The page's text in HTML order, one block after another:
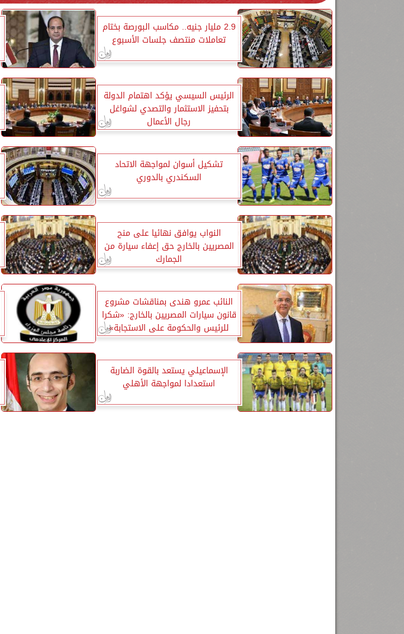
2.9 مليار جنيه.. مكاسب البورصة بختام
تعاملات منتصف جلسات الأسبوع
الرئيس السيسي يؤكد اهتمام الدولة
بتحفيز الاستثمار والتصدي لشواغل
رجال الأعمال
تشكيل أسوان لمواجهة الاتحاد
السكندري بالدوري
النواب يوافق نهائيا على منح
المصريين بالخارج حق إعفاء سيارة من
الجمارك
النائب عمرو هندى بمناقشات مشروع
قانون سيارات المصريين بالخارج: «شكرا
للرئيس والحكومة على الاستجابة»
الإسماعيلي يستعد بالقوة الضاربة
استعدادا لمواجهة الأهلي